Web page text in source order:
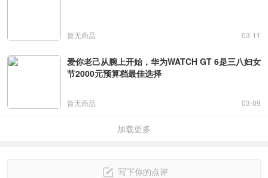
暂无商品 03-11
爱你老己从腕上开始，华为WATCH GT 6是三八妇女
节2000元预算档最佳选择
暂无商品 03-09
加载更多
写下你的点评